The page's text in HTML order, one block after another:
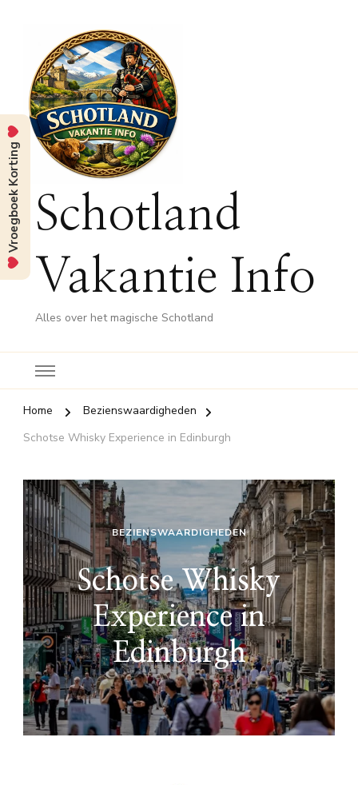
Schotland
Vakantie Info
Alles over het magische Schotland
Home
Bezienswaardigheden
Schotse Whisky Experience in Edinburgh
BEZIENSWAARDIGHEDEN
Schotse Whisky
Experience in
Edinburgh
Vroegboek Korting